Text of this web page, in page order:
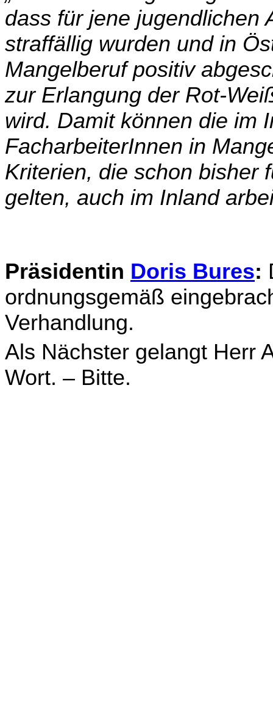
dass für jene jugendlichen
straffällig wurden und in
Mangelberuf positiv
zur Erlangung der Rot-
wird. Damit können die im
FacharbeiterInnen in
Kriterien, die schon bisher
gelten, auch im Inland
Präsidentin Doris Bures:
ordnungsgemäß
Verhandlung.
Als Nächster gelangt Herr
Wort. – Bitte.